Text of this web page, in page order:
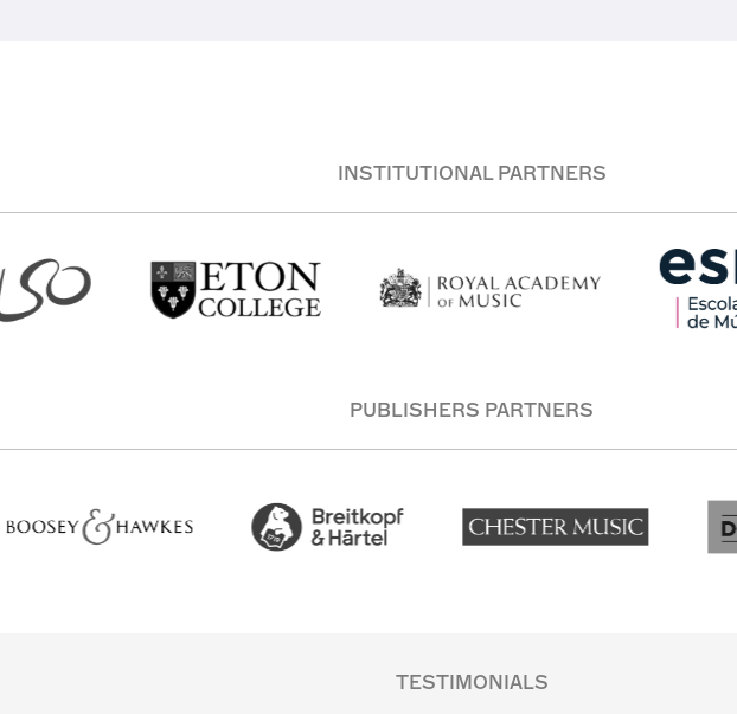
INSTITUTIONAL PARTNERS
PUBLISHERS PARTNERS
TESTIMONIALS